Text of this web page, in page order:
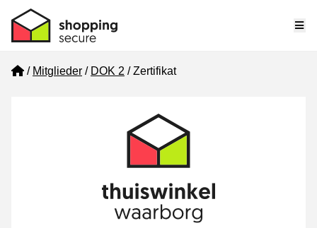
Home
Mitglieder DOK 2 Zertifikat